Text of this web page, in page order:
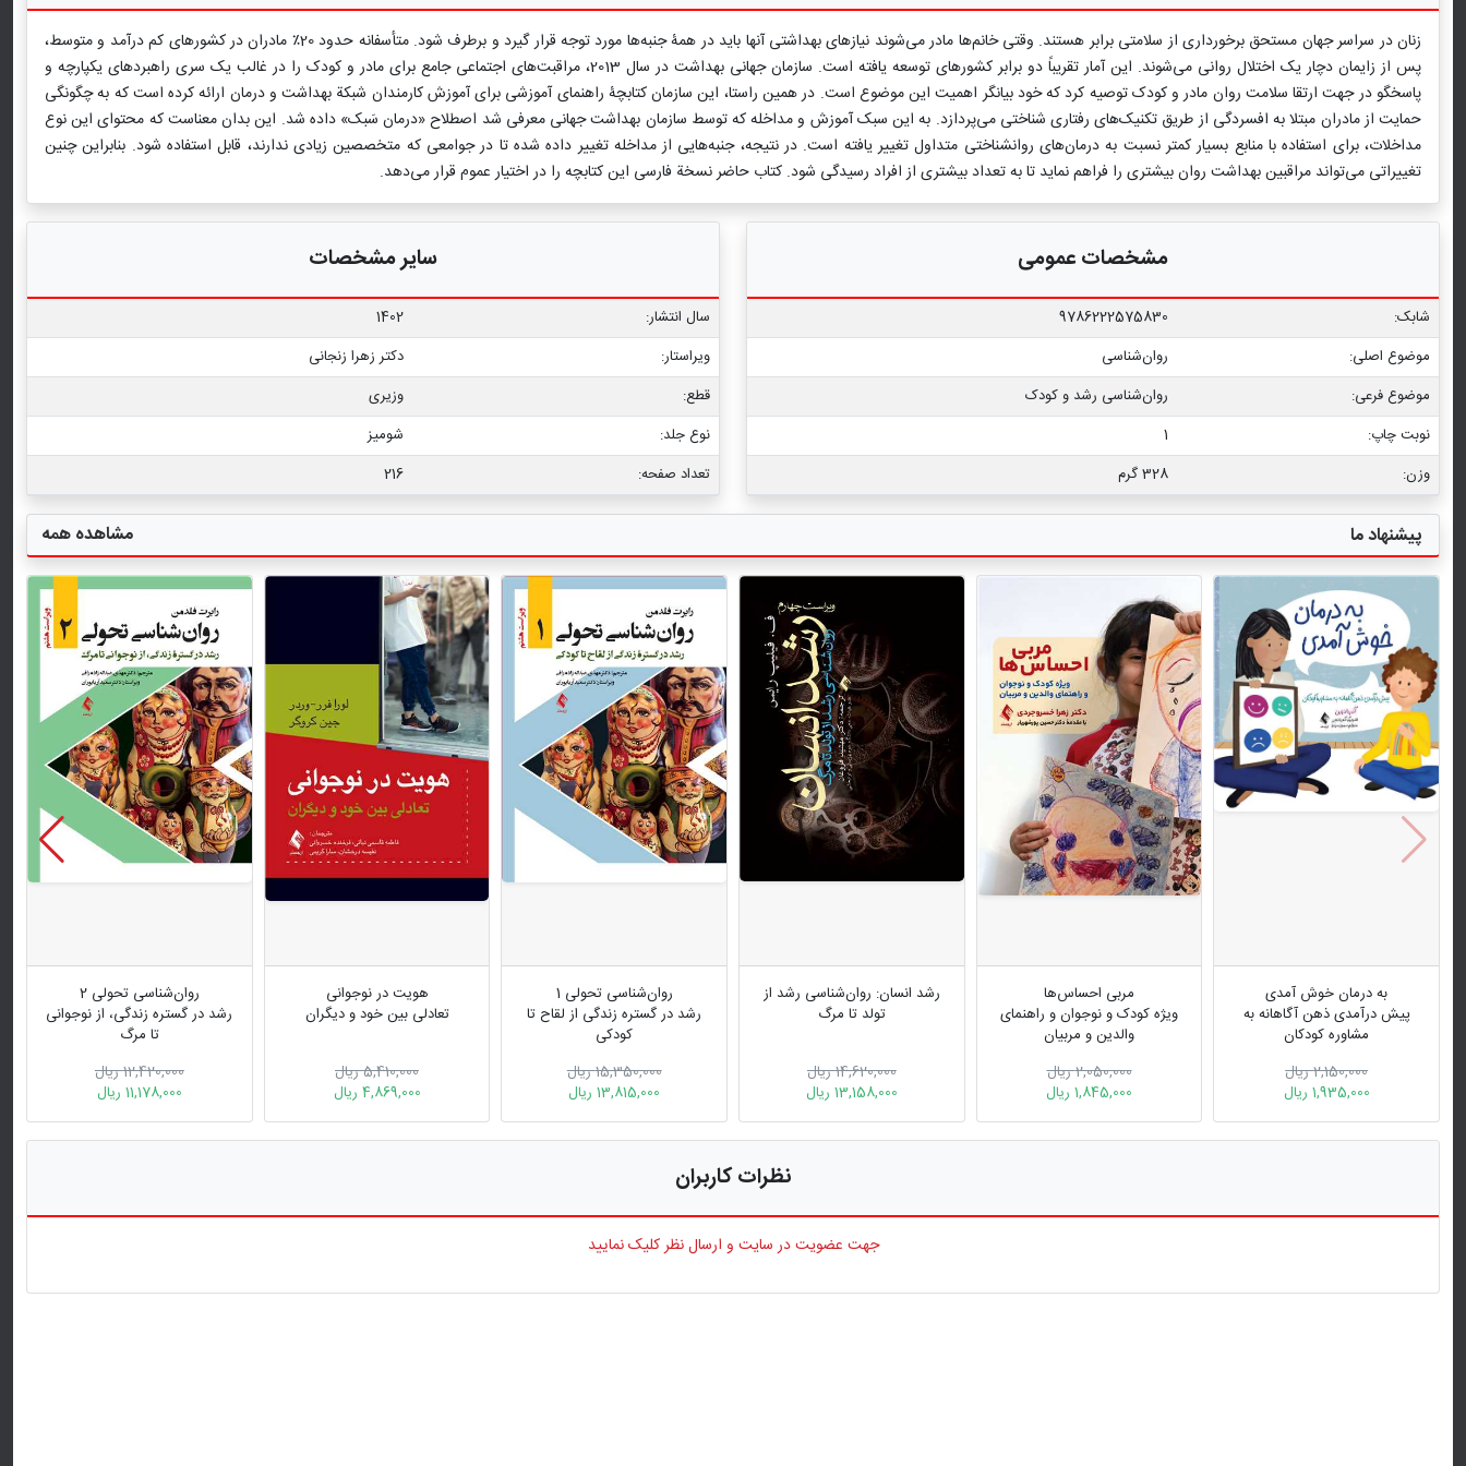
زنان در سراسر جهان مستحق برخورداری از سلامتی برابر هستند. وقتی خانم‌ها مادر می‌شوند نیازهای بهداشتی آنها باید در همۀ جنبه‌ها مورد توجه قرار گیرد و برطرف شود. متأسفانه حدود 20٪ مادران در کشورهای کم درآمد و متوسط،
پس از زایمان دچار یک اختلال روانی می‌شوند. این آمار تقریباً دو برابر کشورهای توسعه یافته است. سازمان جهانی بهداشت در سال 2013، مراقبت‌های اجتماعی جامع برای مادر و کودک را در غالب یک سری راهبردهای یکپارچه و
پاسخگو در جهت ارتقا سلامت روان مادر و کودک توصیه کرد که خود بیانگر اهمیت این موضوع است. در همین راستا، این سازمان کتابچۀ راهنمای آموزشی برای آموزش کارمندان شبکة بهداشت و درمان ارائه کرده است که به چگونگی
حمایت از مادران مبتلا به افسردگی از طریق تکنیک‌های رفتاری شناختی می‌پردازد. به این سبک آموزش و مداخله که توسط سازمان بهداشت جهانی معرفی شد اصطلاح «درمان سَبک» داده شد. این بدان معناست که محتوای این نوع
مداخلات، برای استفاده با منابع بسیار کمتر نسبت به درمان‌های روانشناختی متداول تغییر یافته است. در نتیجه، جنبه‌هایی از مداخله تغییر داده شده تا در جوامعی که متخصصین زیادی ندارند، قابل استفاده شود. بنابراین چنین
تغییراتی می‌تواند مراقبین بهداشت روان بیشتری را فراهم نماید تا به تعداد بیشتری از افراد رسیدگی شود. کتاب حاضر نسخة فارسی این کتابچه را در اختیار عموم قرار می‌دهد.
مشخصات عمومی
شابک:
9786222575830
موضوع اصلی:
روان‌شناسی
موضوع فرعی:
روان‏‌شناسی رشد و کودک
نوبت چاپ:
1
وزن:
328 گرم
سایر مشخصات
سال انتشار:
1402
ویراستار:
دکتر زهرا زنجانی
قطع:
وزیری
نوع جلد:
شومیز
تعداد صفحه:
216
پیشنهاد ما مشاهده همه
به درمان خوش آمدی
پیش درآمدی ذهن آگاهانه به
مشاوره کودکان
2,150,000 ریال
1,935,000 ریال
مربی احساس‌ها
ویژه کودک و نوجوان و راهنمای
والدین و مربیان
2,050,000 ریال
1,845,000 ریال
رشد انسان: روان‌شناسی رشد از
تولد تا مرگ
14,620,000 ریال
13,158,000 ریال
روان‌شناسی تحولی 1
رشد در گستره زندگی از لقاح تا
کودکی
15,350,000 ریال
13,815,000 ریال
هویت در نوجوانی
تعادلی بین خود و دیگران
5,410,000 ریال
4,869,000 ریال
روان‌شناسی تحولی 2
رشد در گستره زندگی، از نوجوانی
تا مرگ
12,420,000 ریال
11,178,000 ریال
نظرات کاربران
جهت عضویت در سایت و ارسال نظر کلیک نمایید